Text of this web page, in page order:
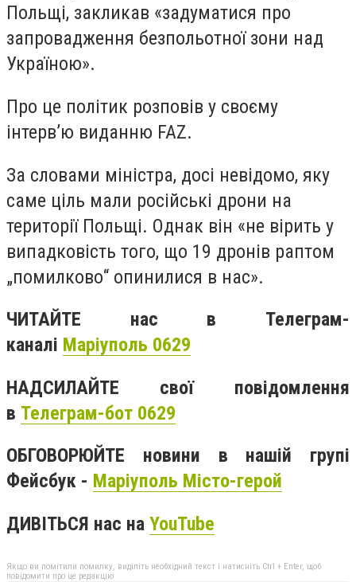
Польщі, закликав «задуматися про
запровадження безпольотної зони над
Україною».
Про це політик розповів у своєму
інтерв’ю виданню FAZ.
За словами міністра, досі невідомо, яку
саме ціль мали російські дрони на
території Польщі. Однак він «не вірить у
випадковість того, що 19 дронів раптом
„помилково“ опинилися в нас».
ЧИТАЙТЕ нас в Телеграм-
каналі Маріуполь 0629
НАДСИЛАЙТЕ свої повідомлення
в Телеграм-бот 0629
ОБГОВОРЮЙТЕ новини в нашій групі
Фейсбук - Маріуполь Місто-герой
ДИВІТЬСЯ нас на YouTube
Якщо ви помітили помилку, виділіть необхідний текст і натисніть Ctrl + Enter, щоб
повідомити про це редакцію